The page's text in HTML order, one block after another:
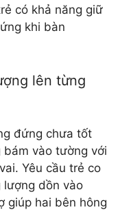
có khả năng giữ
khi bàn
lên từng
đứng chưa tốt
vào tường với
Yêu cầu trẻ co
lượng dồn vào
giúp hai bên hông